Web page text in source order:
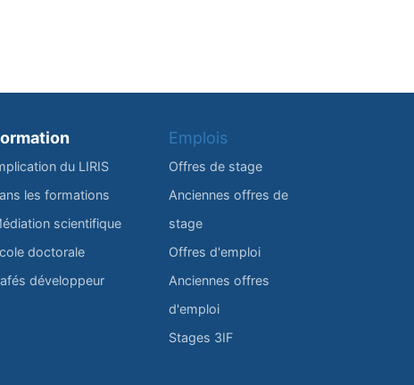
du LIRIS
les formations
scientifique
doctorale
développeur
Emplois
Offres de stage
Anciennes offres de
stage
Offres d'emploi
Anciennes offres
d'emploi
Stages 3IF